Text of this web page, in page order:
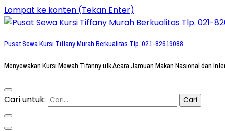
Lompat ke konten (Tekan Enter)
Pusat Sewa Kursi Tiffany Murah Berkualitas Tlp. 021-82619088
Menyewakan Kursi Mewah Tifanny utk Acara Jamuan Makan Nasional dan
Cari untuk: